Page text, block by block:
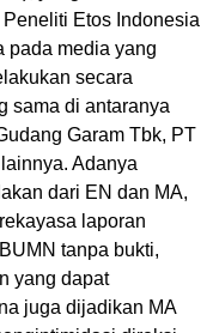
Etos Indonesia
pada media yang
secara
sama di antaranya
Garam Tbk, PT
Adanya
dari EN dan MA,
laporan
tanpa bukti,
yang dapat
juga dijadikan MA